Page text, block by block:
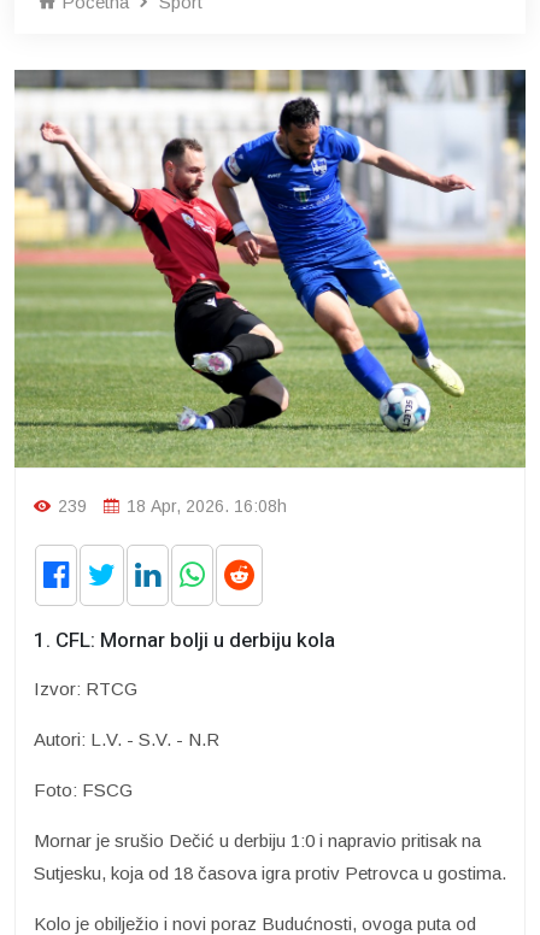
239 18 Apr, 2026. 16:08h
1. CFL: Mornar bolji u derbiju kola
Izvor: RTCG
Autori: L.V. - S.V. - N.R
Foto: FSCG
Mornar je srušio Dečić u derbiju 1:0 i napravio pritisak na
Sutjesku, koja od 18 časova igra protiv Petrovca u gostima.
Kolo je obilježio i novi poraz Budućnosti, ovoga puta od